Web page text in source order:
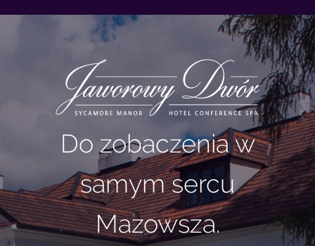
Do zobaczenia w
samym sercu
Mazowsza.